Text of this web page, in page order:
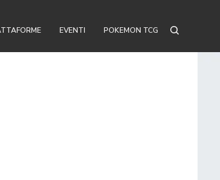
EVENTI POKEMON TCG